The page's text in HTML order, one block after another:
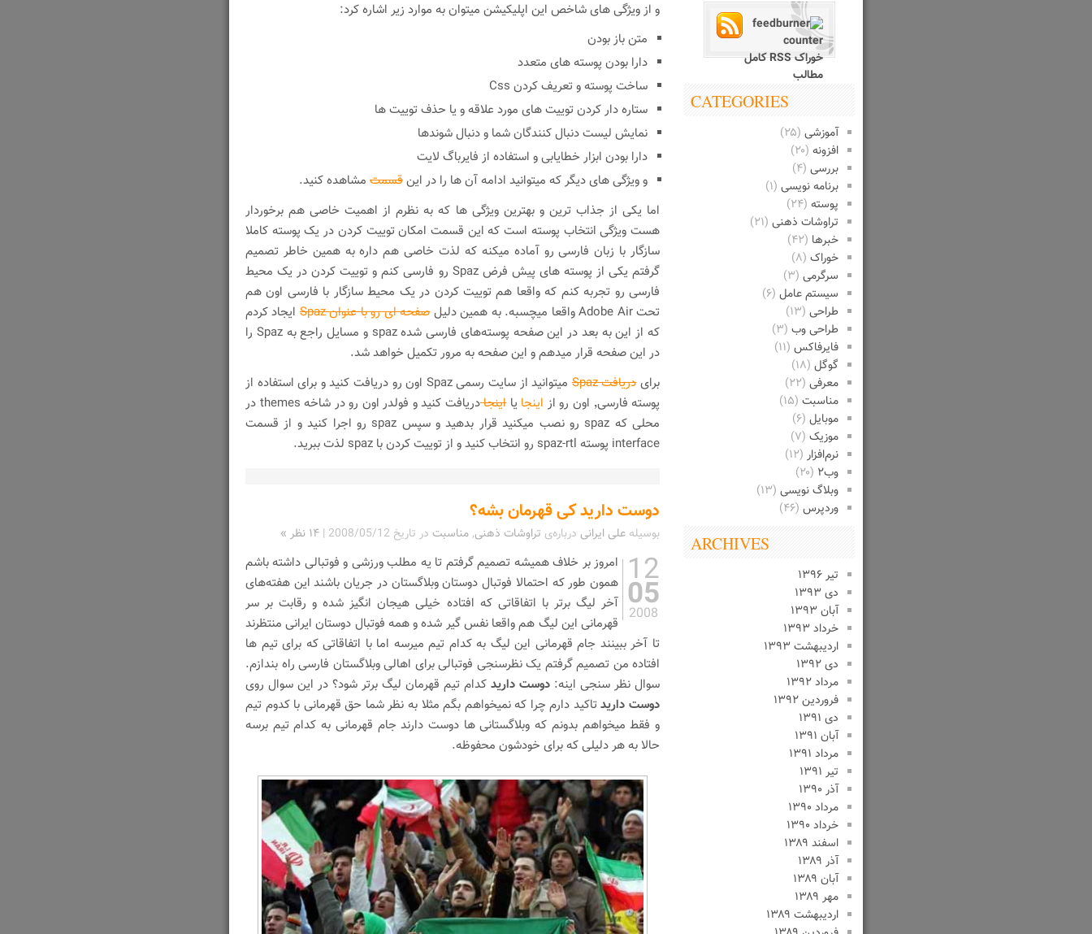
خوراک RSS کامل
مطالب
CATEGORIES
آموزشی (۲۵)
افزونه (۲۰)
بررسی (۴)
برنامه نویسی (۱)
پوسته (۲۴)
تراوشات ذهنی (۲۱)
خبرها (۴۲)
خوراک (۸)
سرگرمی (۳)
سیستم عامل (۶)
طراحی (۱۳)
طراحی وب (۳)
فایرفاکس (۱۱)
گوگل (۱۸)
معرفی (۲۲)
مناسبت (۱۵)
موبایل (۶)
موزیک (۷)
نرم‌افزار (۱۲)
وب۲ (۲۰)
وبلاگ نویسی (۱۳)
وردپرس (۴۶)
ARCHIVES
تیر ۱۳۹۶
دی ۱۳۹۳
آبان ۱۳۹۳
خرداد ۱۳۹۳
اردیبهشت ۱۳۹۳
دی ۱۳۹۲
مرداد ۱۳۹۲
فروردین ۱۳۹۲
دی ۱۳۹۱
آبان ۱۳۹۱
مرداد ۱۳۹۱
تیر ۱۳۹۱
آذر ۱۳۹۰
مرداد ۱۳۹۰
خرداد ۱۳۹۰
اسفند ۱۳۸۹
آذر ۱۳۸۹
آبان ۱۳۸۹
مهر ۱۳۸۹
اردیبهشت ۱۳۸۹
و از ویژگی های شاخص این اپلیکیشن میتوان به موارد زیر اشاره کرد:
متن باز بودن
دارا بودن پوسته های متعدد
ساخت پوسته و تعریف کردن Css
ستاره دار کردن توییت های مورد علاقه و یا حذف توییت ها
نمایش لیست دنبال کنندگان شما و دنبال شوندها
دارا بودن ابزار خطایابی و استفاده از فایرباگ لایت
و ویژگی های دیگر که میتوانید ادامه آن ها را در اینقسمت مشاهده کنید.
اما یکی از جذاب ترین و بهترین ویژگی ها که به نظرم از اهمیت خاصی هم برخوردار
هست ویژگی انتخاب پوسته است که این قسمت امکان توییت کردن در یک پوسته کاملا
سازگار با زبان فارسی رو آماده میکنه که لذت خاصی هم داره به همین خاطر تصمیم
گرفتم یکی از پوسته های پیش فرض Spaz رو فارسی کنم و توییت کردن در یک محیط
فارسی رو تجربه کنم که واقعا هم توییت کردن در یک محیط سازگار با فارسی اون هم
تحت Adobe Air واقعا میچسبه. به همین دلیل
صفحه ای رو با عنوان Spaz
ایجاد کردم
که از این به بعد در این صفحه پوسته‌های فارسی شده spaz و مسایل راجع به Spaz را
در این صفحه قرار میدهم و این صفحه به مرور تکمیل خواهد شد.
برایدریافت Spaz
میتوانید از سایت رسمی Spaz اون رو دریافت کنید و برای استفاده از
پوسته فارسی٬ اون رو از
اینجا یااینجا
دریافت کنید و فولدر اون رو در شاخه themes در
محلی که spaz رو نصب میکنید قرار بدهید و سپس spaz رو اجرا کنید و از قسمت
interface پوسته spaz-rtl رو انتخاب کنید و از توییت کردن با spaz لذت ببرید.
دوست دارید کی قهرمان بشه؟
بوسیله علی ایرانی درباره‌ی تراوشات ذهنی,مناسبت در تاریخ 2008/05/12
| ۱۴ نظر »
12
05
2008
امروز بر خلاف همیشه تصمیم گرفتم تا یه مطلب ورزشی و فوتبالی داشته باشم
همون طور که احتمالا فوتبال دوستان وبلاگستان در جریان باشند این هفته‌های
آخر لیگ برتر با اتفاقاتی که افتاده خیلی هیجان انگیز شده و رقابت بر سر
قهرمانی این لیگ هم واقعا نفس گیر شده و همه فوتبال دوستان ایرانی منتظرند
تا آخر ببینند جام قهرمانی این لیگ به کدام تیم میرسه اما با اتفاقاتی که برای تیم ها
افتاده من تصمیم گرفتم یک نظرسنجی فوتبالی برای اهالی وبلاگستان فارسی راه بندازم.
سوال نظر سنجی اینه: دوست دارید کدام تیم قهرمان لیگ برتر شود؟ در این سوال روی
دوست داریدتاکید دارم چرا که نمیخواهم بگم مثلا به نظر شما حق قهرمانی با کدوم تیم
و فقط میخواهم بدونم که وبلاگستانی ها دوست دارند جام قهرمانی به کدام تیم برسه
حالا به هر دلیلی که برای خودشون محفوظه.